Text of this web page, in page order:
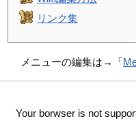
リンク集
メニューの編集は→「
Your borwser is not